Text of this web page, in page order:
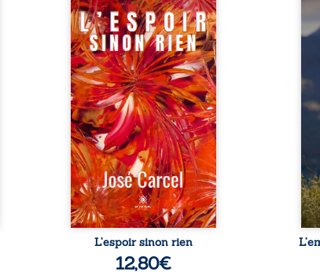
Pierrot, fils d’un ancien
républicain espagnol, fut
licencié du CAKA – une
grande entreprise proche du
pouvoir franquiste. Il se
retrouve avec son épouse et
son fils sans ressources. Avec
l’aggravation de l’état de santé
de Jeannette, cette dernière
est persuadée qu’à cause de «
la bête immonde », les «
aiguilles de son horloge
arrêteront bientôt de tourner ».
Alors, elle ...
L’espoir sinon rien
12,80€
et